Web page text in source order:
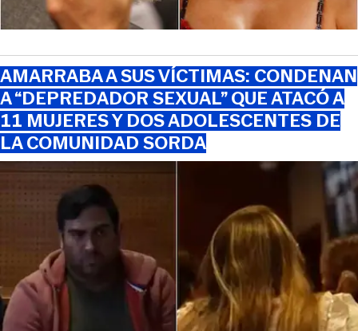
AMARRABA A SUS VÍCTIMAS: CONDENAN
A “DEPREDADOR SEXUAL” QUE ATACÓ A
11 MUJERES Y DOS ADOLESCENTES DE
LA COMUNIDAD SORDA